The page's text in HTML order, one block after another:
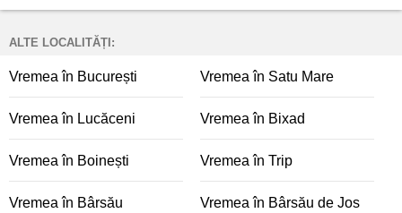
ALTE LOCALITĂȚI:
Vremea în București Vremea în Satu Mare
Vremea în Lucăceni Vremea în Bixad
Vremea în Boinești Vremea în Trip
Vremea în Bârsău Vremea în Bârsău de Jos